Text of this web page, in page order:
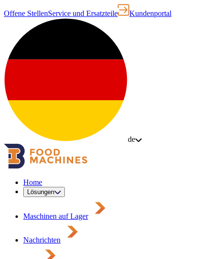
Offene StellenService und Ersatzteile Kundenportal
de
Home
Lösungen
Maschinen auf Lager
Nachrichten